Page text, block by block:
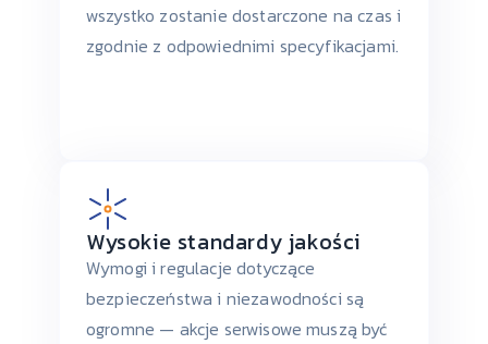
wszystko zostanie dostarczone na czas i
zgodnie z odpowiednimi specyfikacjami.
Wysokie standardy jakości
Wymogi i regulacje dotyczące
bezpieczeństwa i niezawodności są
ogromne — akcje serwisowe muszą być